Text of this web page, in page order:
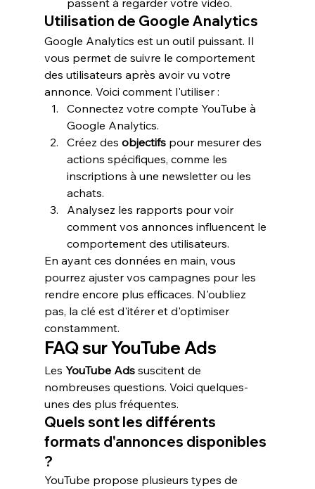
passent à regarder votre vidéo.
Utilisation de Google Analytics
Google Analytics est un outil puissant. Il
vous permet de suivre le comportement
des utilisateurs après avoir vu votre
annonce. Voici comment l'utiliser :
Connectez votre compte YouTube à
Google Analytics.
Créez des objectifs pour mesurer des
actions spécifiques, comme les
inscriptions à une newsletter ou les
achats.
Analysez les rapports pour voir
comment vos annonces influencent le
comportement des utilisateurs.
En ayant ces données en main, vous
pourrez ajuster vos campagnes pour les
rendre encore plus efficaces. N'oubliez
pas, la clé est d'itérer et d'optimiser
constamment.
FAQ sur YouTube Ads
Les YouTube Ads suscitent de
nombreuses questions. Voici quelques-
unes des plus fréquentes.
Quels sont les différents
formats d'annonces disponibles
?
YouTube propose plusieurs types de